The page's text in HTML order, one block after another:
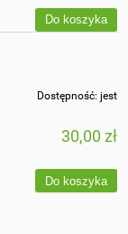
Do koszyka
Dostępność: jest
30,00 zł
Do koszyka